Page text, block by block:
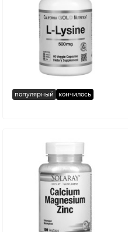
популярный кончилось